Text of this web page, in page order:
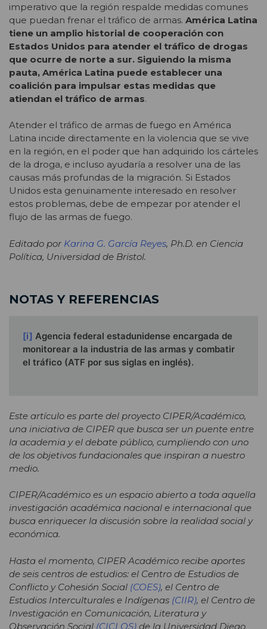
imperativo que la región respalde medidas comunes
que puedan frenar el tráfico de armas. América Latina
tiene un amplio historial de cooperación con
Estados Unidos para atender el tráfico de drogas
que ocurre de norte a sur. Siguiendo la misma
pauta, América Latina puede establecer una
coalición para impulsar estas medidas que
atiendan el tráfico de armas.
Atender el tráfico de armas de fuego en América
Latina incide directamente en la violencia que se vive
en la región, en el poder que han adquirido los cárteles
de la droga, e incluso ayudaría a resolver una de las
causas más profundas de la migración. Si Estados
Unidos esta genuinamente interesado en resolver
estos problemas, debe de empezar por atender el
flujo de las armas de fuego.
Editado por Karina G. García Reyes, Ph.D. en Ciencia
Política, Universidad de Bristol.
NOTAS Y REFERENCIAS
[i] Agencia federal estadunidense encargada de
monitorear a la industria de las armas y combatir
el tráfico (ATF por sus siglas en inglés).
Este artículo es parte del proyecto CIPER/Académico,
una iniciativa de CIPER que busca ser un puente entre
la academia y el debate público, cumpliendo con uno
de los objetivos fundacionales que inspiran a nuestro
medio.
CIPER/Académico es un espacio abierto a toda aquella
investigación académica nacional e internacional que
busca enriquecer la discusión sobre la realidad social y
económica.
Hasta el momento, CIPER Académico recibe aportes
de seis centros de estudios: el Centro de Estudios de
Conflicto y Cohesión Social (COES), el Centro de
Estudios Interculturales e Indígenas (CIIR), el Centro de
Investigación en Comunicación, Literatura y
Observación Social (CICLOS) de la Universidad Diego